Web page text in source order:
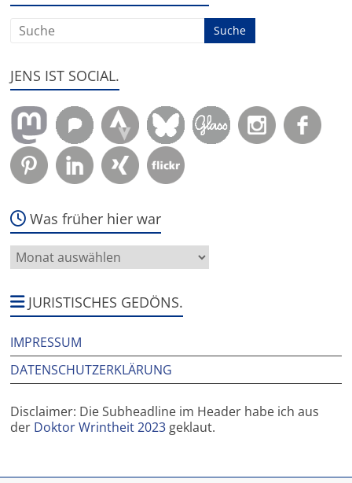
JENS IST SOCIAL.
Was früher hier war
Was
früher
warJURISTISCHES GEDÖNS.
IMPRESSUM
DATENSCHUTZERKLÄRUNG
Disclaimer: Die Subheadline im Header habe ich aus
der Doktor Wrintheit 2023 geklaut.